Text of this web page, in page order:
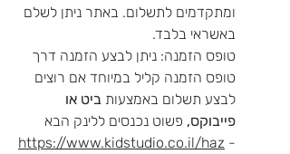
ומתקדמים לתשלום. באתר ניתן לשלם
באשראי בלבד.
טופס הזמנה: ניתן לבצע הזמנה דרך
טופס הזמנה קליל במיוחד אם רוצים
לבצע תשלום באמצעות ביט או
פייבוקס, פשוט נכנסים ללינק הבא
-
https://www.kidstudio.co.il/haz